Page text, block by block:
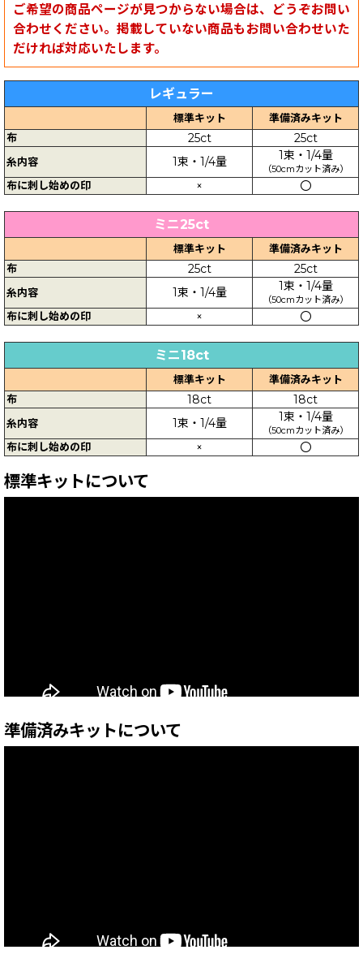
ご希望の商品ページが見つからない場合は、どうぞお問い
合わせください。掲載していない商品もお問い合わせいた
だければ対応いたします。
レギュラー
標準キット
準備済みキット
布
25ct 25ct
糸内容 1束・1/4量 1束・1/4量
（50cmカット済み）
布に刺し始めの印 × 〇
ミニ25ct
標準キット
準備済みキット
布
25ct 25ct
糸内容 1束・1/4量 1束・1/4量
（50cmカット済み）
布に刺し始めの印 × 〇
ミニ18ct
標準キット
準備済みキット
布
18ct 18ct
糸内容 1束・1/4量 1束・1/4量
（50cmカット済み）
布に刺し始めの印 × 〇
標準キットについて
準備済みキットについて